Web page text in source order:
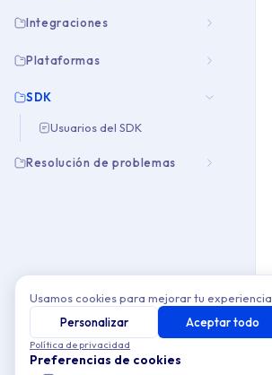
Integraciones
Plataformas
SDK
Usuarios del SDK
Resolución de problemas
Usamos cookies para mejorar tu experiencia.
Personalizar
Aceptar todo
Política de privacidad
Preferencias de cookies